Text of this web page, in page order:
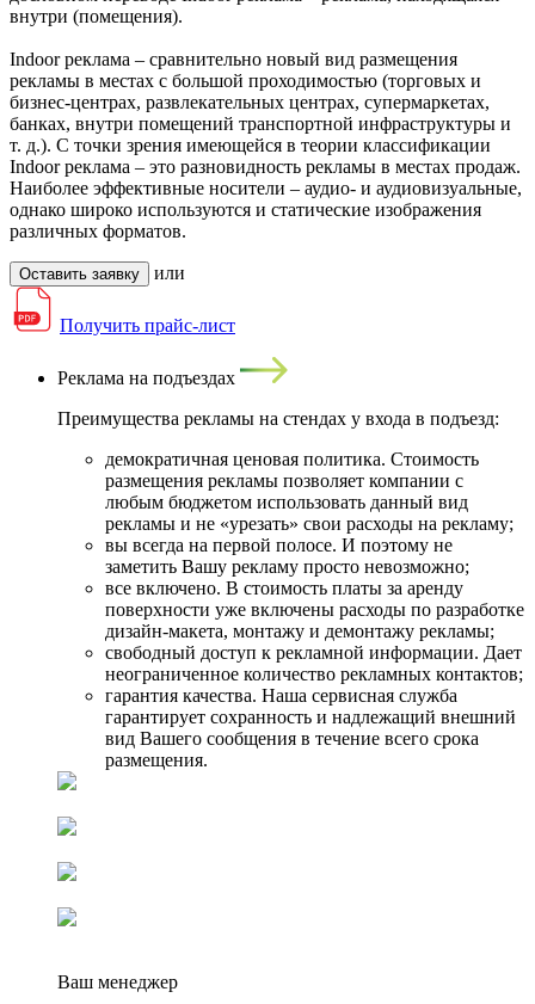
внутри (помещения).
Indoor реклама – сравнительно новый вид размещения
рекламы в местах с большой проходимостью (торговых и
бизнес-центрах, развлекательных центрах, супермаркетах,
банках, внутри помещений транспортной инфраструктуры и
т. д.). С точки зрения имеющейся в теории классификации
Indoor реклама – это разновидность рекламы в местах продаж.
Наиболее эффективные носители – аудио- и аудиовизуальные,
однако широко используются и статические изображения
различных форматов.
Оставить заявку или
Получить прайс-лист
Реклама на подъездах
Преимущества рекламы на стендах у входа в подъезд:
демократичная ценовая политика. Стоимость
размещения рекламы позволяет компании с
любым бюджетом использовать данный вид
рекламы и не «урезать» свои расходы на рекламу;
вы всегда на первой полосе. И поэтому не
заметить Вашу рекламу просто невозможно;
все включено. В стоимость платы за аренду
поверхности уже включены расходы по разработке
дизайн-макета, монтажу и демонтажу рекламы;
свободный доступ к рекламной информации. Дает
неограниченное количество рекламных контактов;
гарантия качества. Наша сервисная служба
гарантирует сохранность и надлежащий внешний
вид Вашего сообщения в течение всего срока
размещения.
Ваш менеджер